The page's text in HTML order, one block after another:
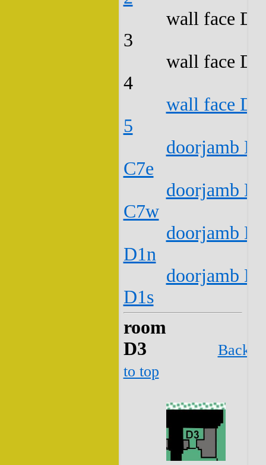
wall face
3
wall face
4
wall face
5
doorjamb
C7e
doorjamb
C7w
doorjamb
D1n
doorjamb
D1s
room
D3
Back
to top